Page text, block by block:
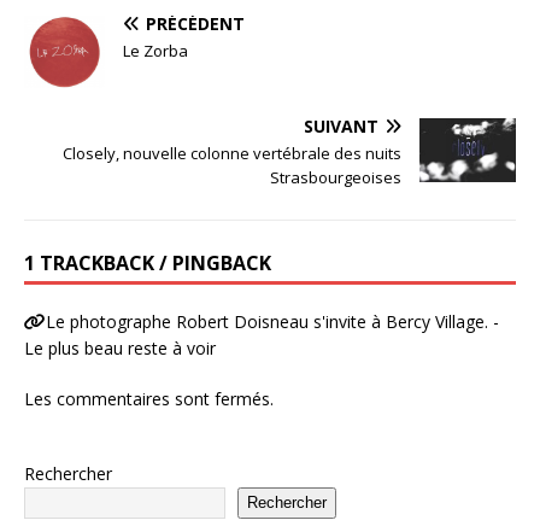
PRÉCÉDENT
Le Zorba
SUIVANT
Closely, nouvelle colonne vertébrale des nuits
Strasbourgeoises
1 TRACKBACK / PINGBACK
Le photographe Robert Doisneau s'invite à Bercy Village. -
Le plus beau reste à voir
Les commentaires sont fermés.
Rechercher
Rechercher